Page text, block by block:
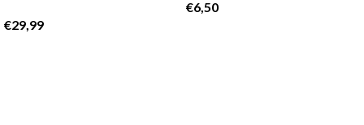
€29,99
€6,50